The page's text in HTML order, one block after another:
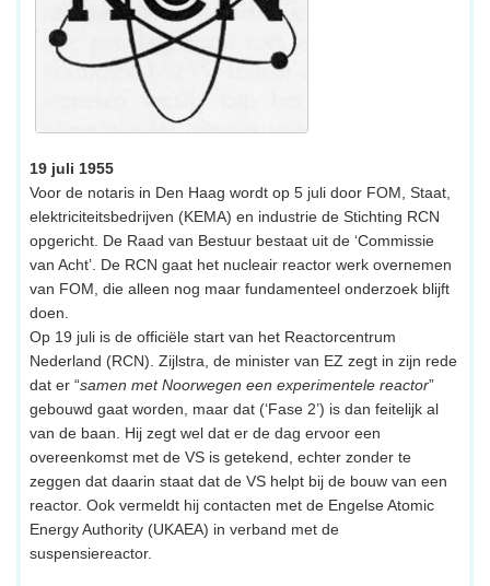
19 juli 1955
Voor de notaris in Den Haag wordt op 5 juli door FOM, Staat,
elektriciteitsbedrijven (KEMA) en industrie de Stichting RCN
opgericht. De Raad van Bestuur bestaat uit de ‘Commissie
van Acht’. De RCN gaat het nucleair reactor werk overnemen
van FOM, die alleen nog maar fundamenteel onderzoek blijft
doen.
Op 19 juli is de officiële start van het Reactorcentrum
Nederland (RCN). Zijlstra, de minister van EZ zegt in zijn rede
dat er “samen met Noorwegen een experimentele reactor”
gebouwd gaat worden, maar dat (‘Fase 2’) is dan feitelijk al
van de baan. Hij zegt wel dat er de dag ervoor een
overeenkomst met de VS is getekend, echter zonder te
zeggen dat daarin staat dat de VS helpt bij de bouw van een
reactor. Ook vermeldt hij contacten met de Engelse Atomic
Energy Authority (UKAEA) in verband met de
suspensiereactor.